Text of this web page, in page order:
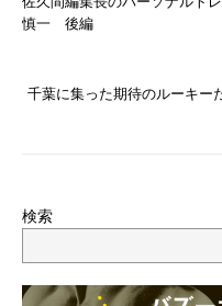
慎一 後編
千葉に集った期待のルーキー
検索